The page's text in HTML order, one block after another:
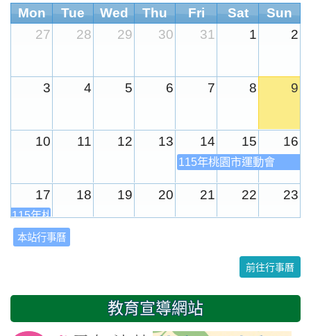
Mon Tue Wed Thu Fri Sat
Sun
27
28 29 30 31 1 2
3 4 5 6 7 8 9
10 11 12 13 14 15 16
115年桃園市運動會
17 18 19 20 21 22 23
115年桃園市運動會
24
2 3
友善校園週
本站行事曆
前往行事曆
教育宣導網站